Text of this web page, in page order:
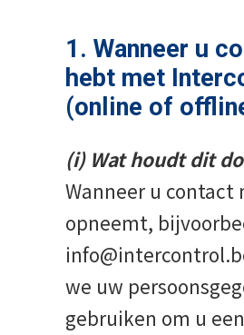
1. Wanneer u
hebt met
(online of
(i) Wat houdt dit
Wanneer u contact
opneemt,
we uw
gebruiken om u